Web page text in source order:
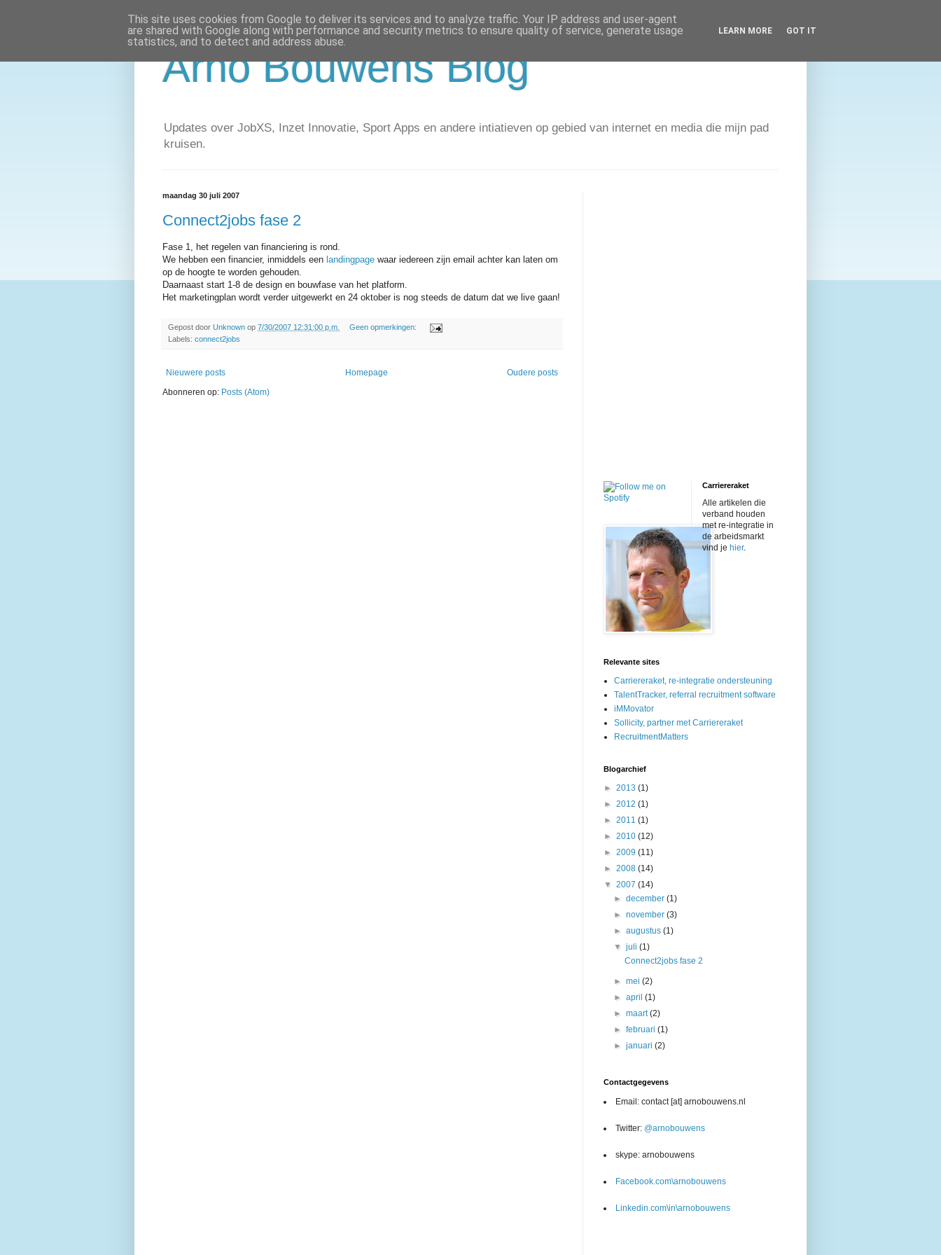
Arno Bouwens Blog
Updates over JobXS, Inzet Innovatie, Sport Apps en andere intiatieven op gebied van internet en media die mijn pad
kruisen.
maandag 30 juli 2007
Connect2jobs fase 2
Fase 1, het regelen van financiering is rond.
We hebben een financier, inmiddels een landingpage waar iedereen zijn email achter kan laten om
op de hoogte te worden gehouden.
Daarnaast start 1-8 de design en bouwfase van het platform.
Het marketingplan wordt verder uitgewerkt en 24 oktober is nog steeds de datum dat we live gaan!
Gepost door Unknown op 7/30/2007 12:31:00 p.m.
Geen opmerkingen:
Labels: connect2jobs
Nieuwere posts Oudere posts
Homepage
Abonneren op: Posts (Atom)
Carriereraket
Alle artikelen die
verband houden
met re-integratie in
de arbeidsmarkt
vind je hier.
Relevante sites
Carriereraket, re-integratie ondersteuning
TalentTracker, referral recruitment software
iMMovator
Sollicity, partner met Carriereraket
RecruitmentMatters
Blogarchief
► 2013 (1)
► 2012 (1)
► 2011 (1)
► 2010 (12)
► 2009 (11)
► 2008 (14)
▼ 2007 (14)
►december(1)
►november(3)
►augustus(1)
▼juli(1)
Connect2jobs fase 2
►mei(2)
►april(1)
►maart(2)
►februari(1)
►januari(2)
Contactgegevens
Email: contact [at] arnobouwens.nl
Twitter: @arnobouwens
skype: arnobouwens
Facebook.com\arnobouwens
Linkedin.com\in\arnobouwens
This site uses cookies from Google to deliver its services and to analyze traffic. Your IP address and user-agent
are shared with Google along with performance and security metrics to ensure quality of service, generate usage
statistics, and to detect and address abuse.
LEARN MORE GOT IT